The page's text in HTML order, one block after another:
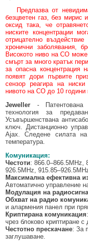
Предпазва от
безцветен газ, без мирис
оксид така, че
ниските концентрации
отрицателно
хронични заболявания,
Високото ниво на CO
смърт за много кратък
за опасна
появят дори първите
сензор реагира на
нивото на CO до 10 години
Jeweller - Патентована
технология за
Усъвършенствана
ключ. Дистанционно
Ajax. Следене силата
температура.
Комуникация:
Честоти: 866.0–866.5MHz,
926.5MHz,
Максимална ефективна
Автоматично управление
Модулация на
Обхват на радио
и алармения панел при
Криптирана комуникация
чрез блоково криптиране
Честотно прескачане: За
заглушаване.